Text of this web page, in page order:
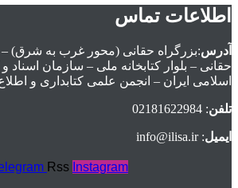
اطلاعات تماس
آدرس:بزرگراه حقانی (محور غرب به شرق) –
حقانی – بلوار كتابخانه ملی – سازمان اسناد
اسلامی ايران – انجمن علمی کتابداری و
تلفن: 02181622984
ایمیل: info@ilisa.ir
Rss Instagram